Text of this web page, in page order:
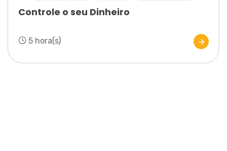
Controle o seu Dinheiro
5 hora(s)